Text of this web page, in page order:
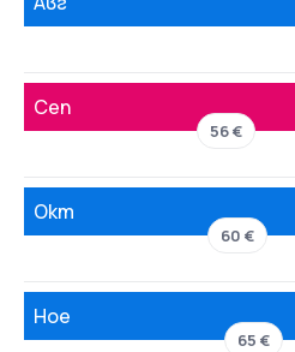
Сеп
56 €
Окт
60 €
Ное
65 €